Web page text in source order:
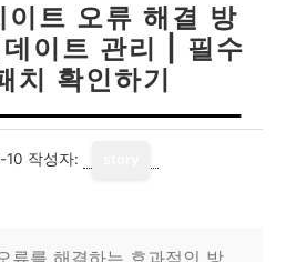
이트 오류 해결 방
이트 관리 | 필수
치 확인하기
10 작성자:
류를 해결하는 효과적인 방